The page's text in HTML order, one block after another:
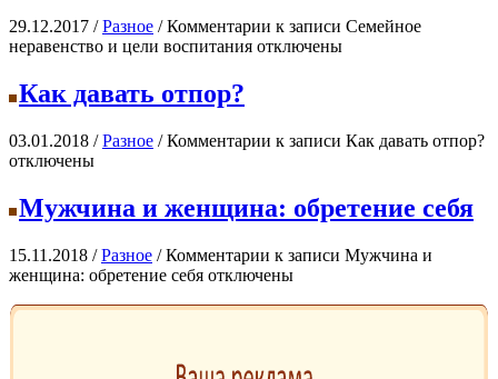
29.12.2017 /Разное /Комментарии к записи Семейное
неравенство и цели воспитания отключены
Как давать отпор?
03.01.2018 /Разное /Комментарии к записи Как давать отпор?
отключены
Мужчина и женщина: обретение себя
15.11.2018 /Разное /Комментарии к записи Мужчина и
женщина: обретение себя отключены